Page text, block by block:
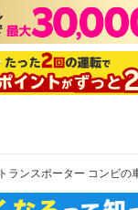
トランスポーター コンビの